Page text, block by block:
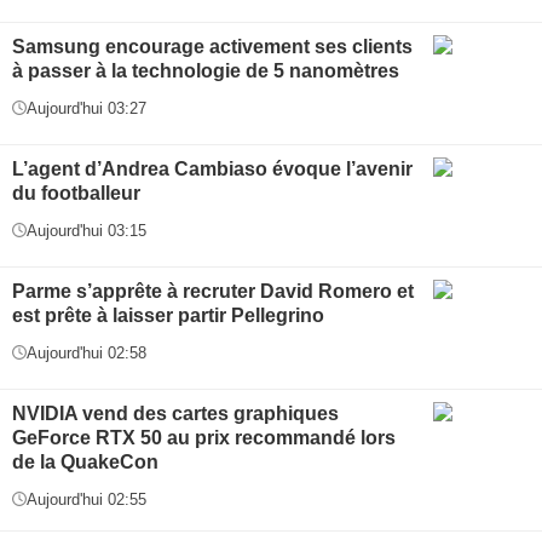
Samsung encourage activement ses clients
à passer à la technologie de 5 nanomètres
Aujourd'hui 03:27
L’agent d’Andrea Cambiaso évoque l’avenir
du footballeur
Aujourd'hui 03:15
Parme s’apprête à recruter David Romero et
est prête à laisser partir Pellegrino
Aujourd'hui 02:58
NVIDIA vend des cartes graphiques
GeForce RTX 50 au prix recommandé lors
de la QuakeCon
Aujourd'hui 02:55